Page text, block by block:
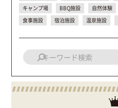
キャンプ場
BBQ施設 自然体験
食事施設
宿泊施設 温泉施設